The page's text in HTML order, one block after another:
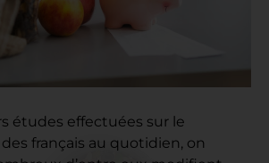
études effectuées sur le
français au quotidien, on